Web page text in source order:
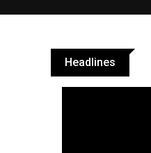
Headlines